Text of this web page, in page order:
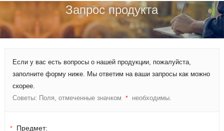
Запрос продукта
Если у вас есть вопросы о нашей продукции, пожалуйста,
заполните форму ниже. Мы ответим на ваши запросы как можно
скорее.
Советы: Поля, отмеченные значком
* необходимы.
* Предмет: